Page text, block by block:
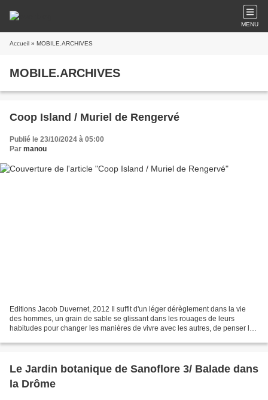
MENU
Accueil » MOBILE.ARCHIVES
MOBILE.ARCHIVES
Coop Island / Muriel de Rengervé
Publié le 23/10/2024 à 05:00
Par manou
Editions Jacob Duvernet, 2012 Il suffit d'un léger dérèglement dans la vie
des hommes, un grain de sable se glissant dans les rouages de leurs
habitudes pour changer les manières de vivre avec les autres, de penser le
Le Jardin botanique de Sanoflore 3/ Balade dans
la Drôme